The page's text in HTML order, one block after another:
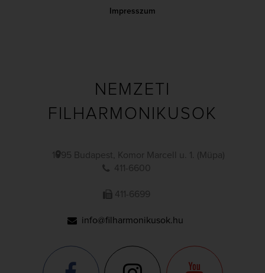
Impresszum
NEMZETI
FILHARMONIKUSOK
1095 Budapest, Komor Marcell u. 1. (Müpa)
411-6600
411-6699
info@filharmonikusok.hu